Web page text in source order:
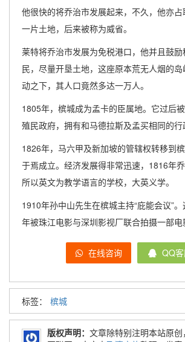
他很快的将乔治市发展起来，不久，他亦
一片土地，后来被称为威省。
莱特将乔治市发展为免税港口，他并且鼓
民，尽量开垦土地，这座原本荒无人烟的
动之下，其人口竟然多达一万人。
1805年，槟城成为孟卡的臣属地。它过后
殖民政府，拥有和马德拉斯及孟买相同的行
1826年，马六甲及新加坡的管辖权转移到
于焉成立。经济发展得非常迅速，1816年
所以英文为教学语言的学校，大英义学。
1910年孙中山先生在槟城主持“庇能会议”
年被珠江电影与深圳影视厂联合拍摄一部电
在线咨询 QQ
标签： 槟城
版权声明： 文章除特别注明本站原